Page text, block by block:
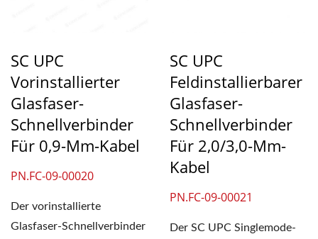
SC UPC
Vorinstallierter
Glasfaser-
Schnellverbinder
Für 0,9-Mm-Kabel
PN.FC-09-00020
Der vorinstallierte
Glasfaser-Schnellverbinder
SC UPC
Feldinstallierbarer
Glasfaser-
Schnellverbinder
Für 2,0/3,0-Mm-
Kabel
PN.FC-09-00021
Der SC UPC Singlemode-